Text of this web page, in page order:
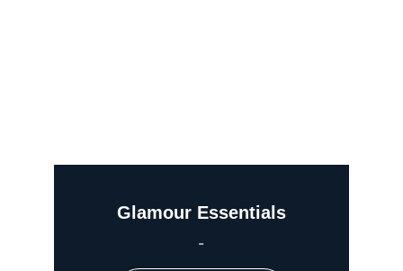
Glamour Essentials
-